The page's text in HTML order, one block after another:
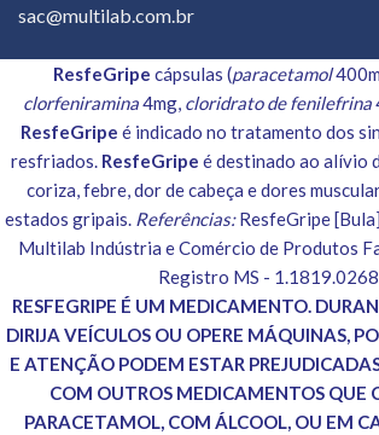
sac@multilab.com.br
ResfeGripe cápsulas (paracetamol
clorfeniramina4mg, cloridrato de fenilefrina
ResfeGripe é indicado no tratamento dos
resfriados. ResfeGripe é destinado ao alívio
coriza, febre, dor de cabeça e dores
estados gripais. Referências:ResfeGripe
Multilab Indústria e Comércio de Produtos
Registro MS -
RESFEGRIPE É UM MEDICAMENTO.
DIRIJA VEÍCULOS OU OPERE MÁQUINAS,
E ATENÇÃO PODEM ESTAR
COM OUTROS MEDICAMENTOS QUE
PARACETAMOL, COM ÁLCOOL, OU EM